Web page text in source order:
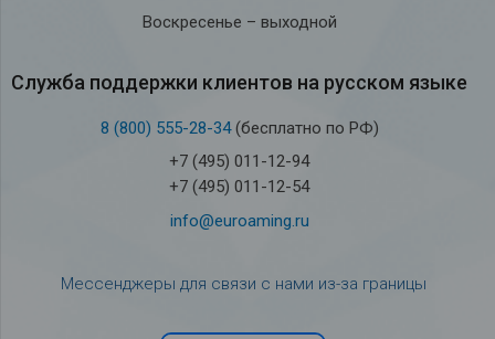
Воскресенье – выходной
Служба под­держки кли­ен­тов на рус­ском языке
8 (800) 555-28-34(бесплатно по РФ)
+7 (495) 011-12-94
+7 (495) 011-12-54
info@euroaming.ru
Мессенджеры для связи с нами из-за границы